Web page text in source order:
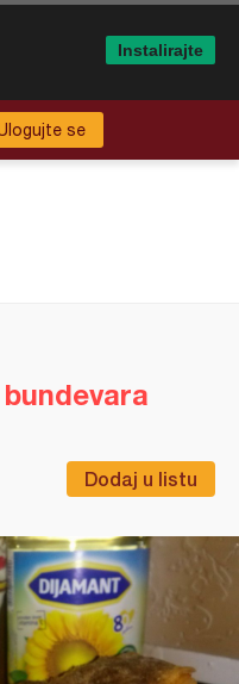
se
Dodaj u listu
Instalirajte